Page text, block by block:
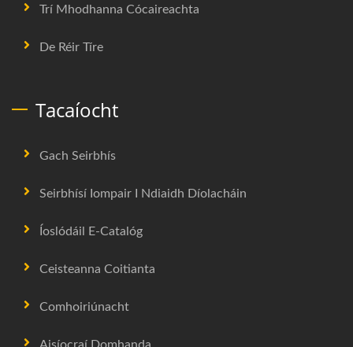
Trí Mhodhanna Cócaireachta
De Réir Tíre
Tacaíocht
Gach Seirbhís
Seirbhísí Iompair I Ndiaidh Díolacháin
Íoslódáil E-Catalóg
Ceisteanna Coitianta
Comhoiriúnacht
Aisíocraí Domhanda